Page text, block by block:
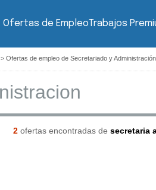
Ofertas de EmpleoTrabajos
> Ofertas de empleo de Secretariado y Administración
2ofertas encontradas de secretaria